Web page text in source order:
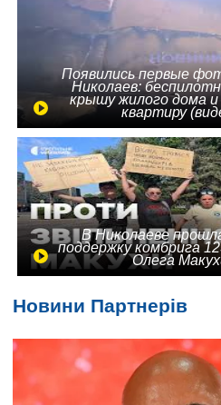
Появились первые
Николаев:
крышу жилого дома и
квартиру
В Николаеве
поддержку комбрига
Олега